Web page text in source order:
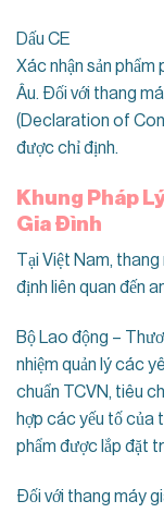
Dấu CE
Xác nhận sản
Âu. Đối với thang
(Declaration of
được chỉ định.
Khung Pháp
Gia Đình
Tại Việt Nam,
định liên quan đến
Bộ Lao động –
nhiệm quản lý các
chuẩn TCVN, tiêu
hợp các yếu tố của
phẩm được lắp đặt
Đối với thang máy